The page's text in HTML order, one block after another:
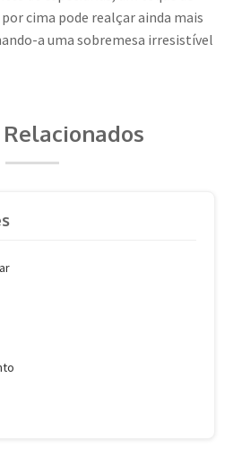
cima pode realçar ainda mais
a uma sobremesa irresistível